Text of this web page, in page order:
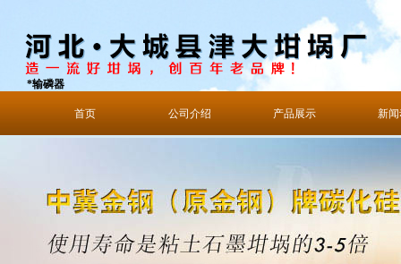
*输磷器
首页 公司介绍 产品展示 新